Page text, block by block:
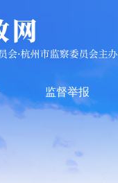
监督举报